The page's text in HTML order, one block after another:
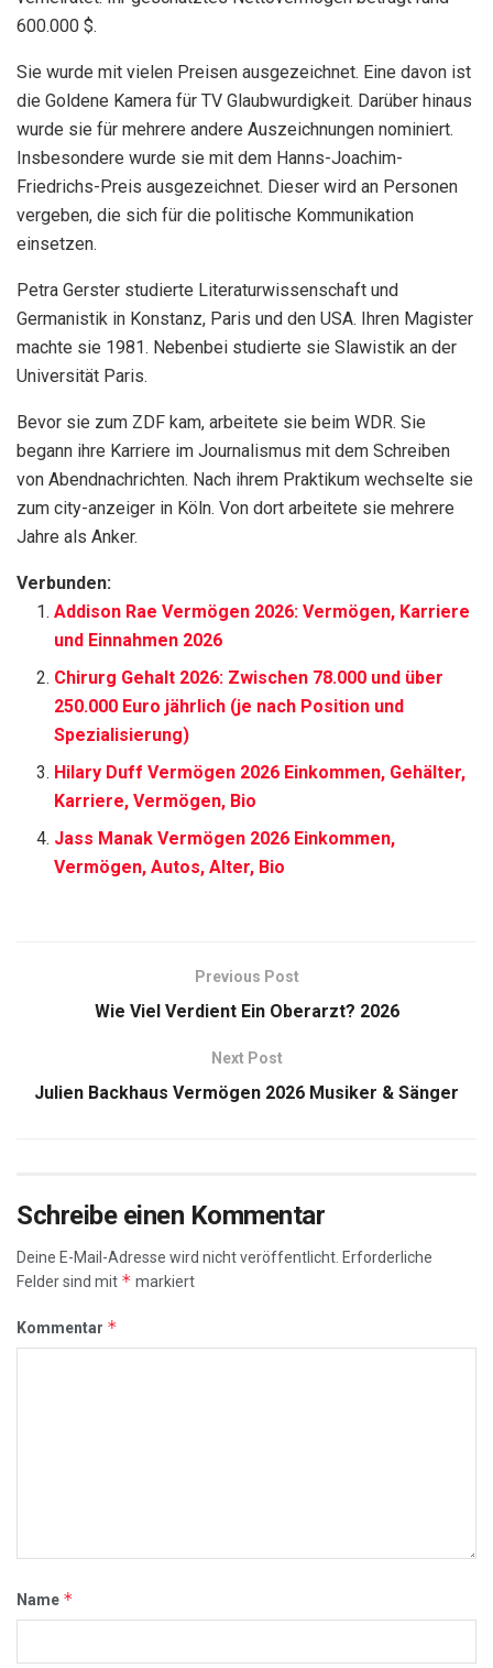
600.000 $.
Sie wurde mit vielen Preisen ausgezeichnet. Eine davon ist
die Goldene Kamera für TV Glaubwurdigkeit. Darüber hinaus
wurde sie für mehrere andere Auszeichnungen nominiert.
Insbesondere wurde sie mit dem Hanns-Joachim-
Friedrichs-Preis ausgezeichnet. Dieser wird an Personen
vergeben, die sich für die politische Kommunikation
einsetzen.
Petra Gerster studierte Literaturwissenschaft und
Germanistik in Konstanz, Paris und den USA. Ihren Magister
machte sie 1981. Nebenbei studierte sie Slawistik an der
Universität Paris.
Bevor sie zum ZDF kam, arbeitete sie beim WDR. Sie
begann ihre Karriere im Journalismus mit dem Schreiben
von Abendnachrichten. Nach ihrem Praktikum wechselte sie
zum city-anzeiger in Köln. Von dort arbeitete sie mehrere
Jahre als Anker.
Verbunden:
Addison Rae Vermögen 2026: Vermögen, Karriere
und Einnahmen 2026
Chirurg Gehalt 2026: Zwischen 78.000 und über
250.000 Euro jährlich (je nach Position und
Spezialisierung)
Hilary Duff Vermögen 2026 Einkommen, Gehälter,
Karriere, Vermögen, Bio
Jass Manak Vermögen 2026 Einkommen,
Vermögen, Autos, Alter, Bio
Previous Post
Wie Viel Verdient Ein Oberarzt? 2026
Next Post
Julien Backhaus Vermögen 2026 Musiker & Sänger
Schreibe einen Kommentar
Deine E-Mail-Adresse wird nicht veröffentlicht. Erforderliche
Felder sind mit * markiert
Kommentar *
Name *